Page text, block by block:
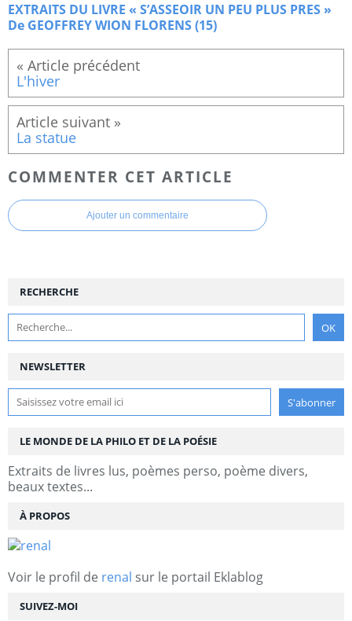
EXTRAITS DU LIVRE « S’ASSEOIR UN PEU PLUS PRES »
De GEOFFREY WION FLORENS (15)
L'hiver
La statue
COMMENTER CET ARTICLE
Ajouter un commentaire
NEWSLETTER
SUIVEZ-MOI
RECHERCHE
LE MONDE DE LA PHILO ET DE LA POÉSIE
Extraits de livres lus, poèmes perso, poème divers,
beaux textes...
À PROPOS
Voir le profil de renal sur le portail Eklablog